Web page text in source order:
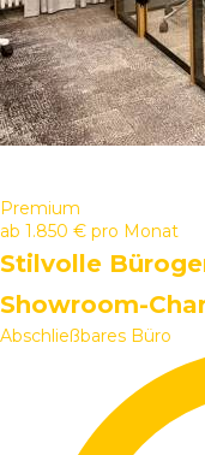
Premium
ab 1.850 € pro Monat
Stilvolle
Showroom-
Abschließbares Büro